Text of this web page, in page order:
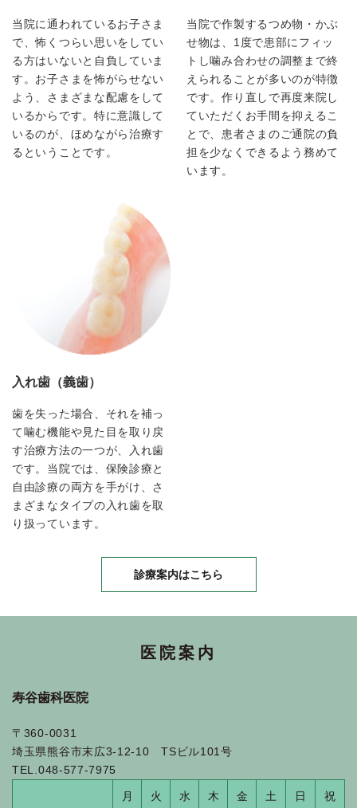
当院に通われているお子さま
で、怖くつらい思いをしてい
る方はいないと自負していま
す。お子さまを怖がらせない
よう、さまざまな配慮をして
いるからです。特に意識して
いるのが、ほめながら治療す
るということです。
当院で作製するつめ物・かぶ
せ物は、1度で患部にフィッ
トし噛み合わせの調整まで終
えられることが多いのが特徴
です。作り直しで再度来院し
ていただくお手間を抑えるこ
とで、患者さまのご通院の負
担を少なくできるよう務めて
います。
入れ歯（義歯）
歯を失った場合、それを補っ
て噛む機能や見た目を取り戻
す治療方法の一つが、入れ歯
です。当院では、保険診療と
自由診療の両方を手がけ、さ
まざまなタイプの入れ歯を取
り扱っています。
診療案内はこちら
医院案内
寿谷歯科医院
〒360-0031
埼玉県熊谷市末広3-12-10 TSビル101号
TEL.048-577-7975
月 火 水 木 金 土 日 祝